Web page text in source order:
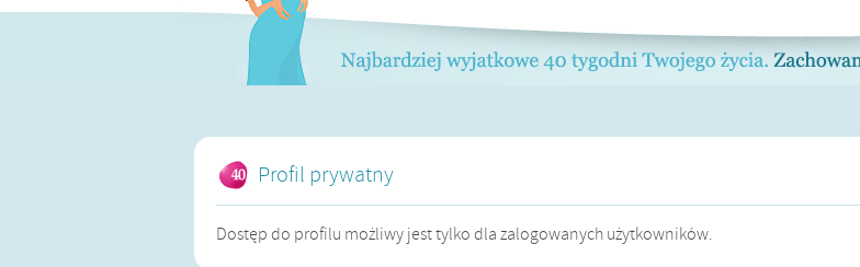
Profil prywatny
Dostęp do profilu możliwy jest tylko dla zalogowanych użytkowników.